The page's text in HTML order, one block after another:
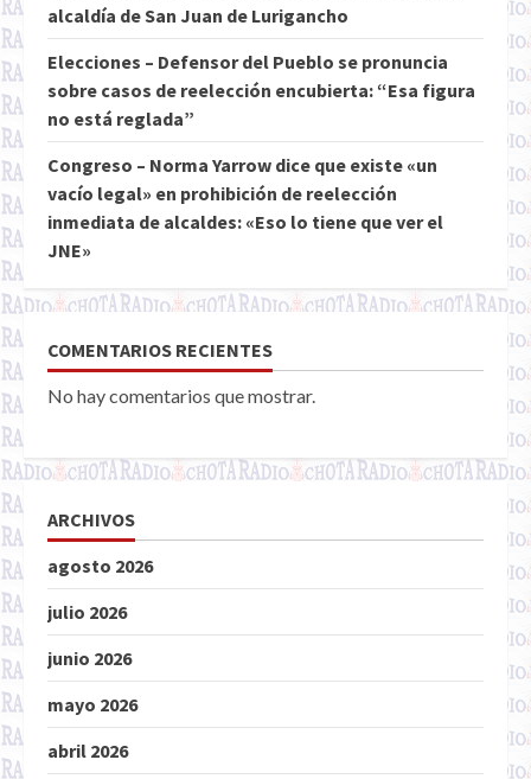
alcaldía de San Juan de Lurigancho
Elecciones – Defensor del Pueblo se pronuncia
sobre casos de reelección encubierta: “Esa figura
no está reglada”
Congreso – Norma Yarrow dice que existe «un
vacío legal» en prohibición de reelección
inmediata de alcaldes: «Eso lo tiene que ver el
JNE»
COMENTARIOS RECIENTES
No hay comentarios que mostrar.
ARCHIVOS
agosto 2026
julio 2026
junio 2026
mayo 2026
abril 2026